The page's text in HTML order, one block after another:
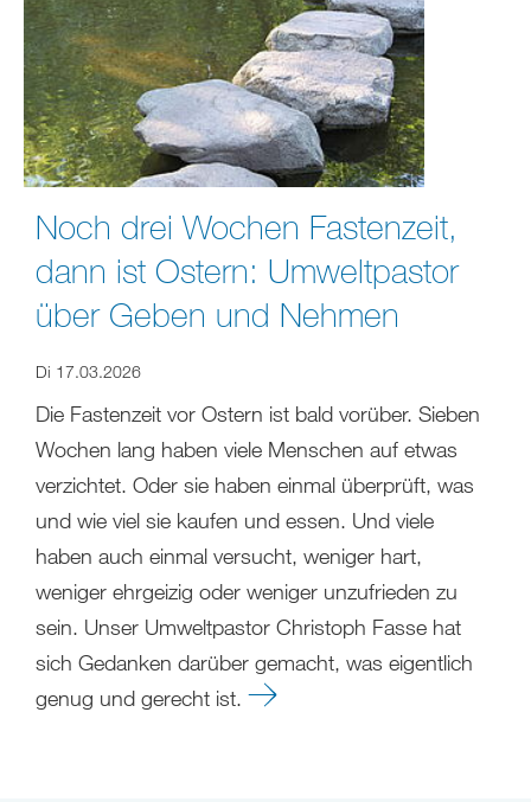
Noch drei Wochen Fastenzeit,
dann ist Ostern: Umweltpastor
über Geben und Nehmen
Di 17.03.2026
Die Fastenzeit vor Ostern ist bald vorüber. Sieben
Wochen lang haben viele Menschen auf etwas
verzichtet. Oder sie haben einmal überprüft, was
und wie viel sie kaufen und essen. Und viele
haben auch einmal versucht, weniger hart,
weniger ehrgeizig oder weniger unzufrieden zu
sein. Unser Umweltpastor Christoph Fasse hat
sich Gedanken darüber gemacht, was eigentlich
genug und gerecht ist.